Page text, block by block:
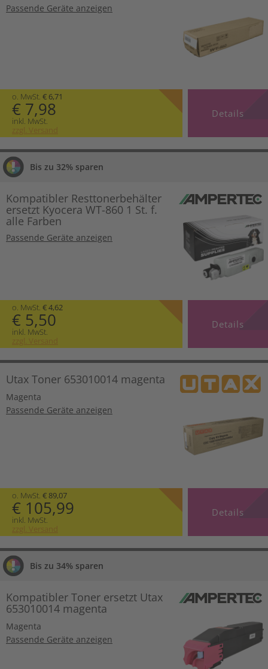
Passende Geräte anzeigen
o. MwSt. € 6,71
€ 7,98
inkl. MwSt.
zzgl. Versand
Details
Bis zu 32% sparen
Kompatibler Resttonerbehälter
ersetzt Kyocera WT-860 1 St. f.
alle Farben
Passende Geräte anzeigen
o. MwSt. € 4,62
€ 5,50
inkl. MwSt.
zzgl. Versand
Details
Utax Toner 653010014 magenta
Magenta
Passende Geräte anzeigen
o. MwSt. € 89,07
€ 105,99
inkl. MwSt.
zzgl. Versand
Details
Bis zu 34% sparen
Kompatibler Toner ersetzt Utax
653010014 magenta
Magenta
Passende Geräte anzeigen